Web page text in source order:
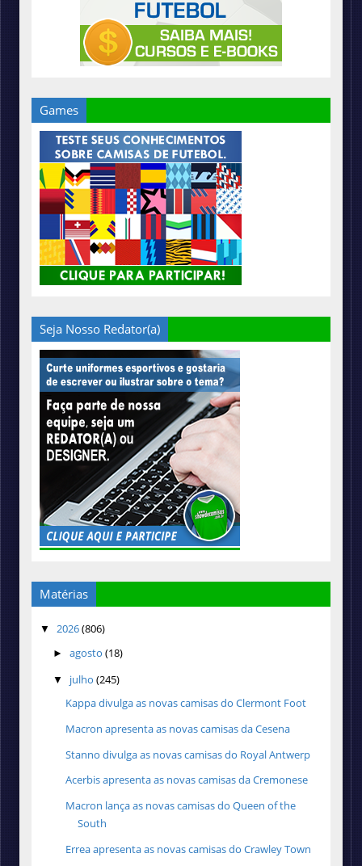
Games
Seja Nosso Redator(a)
Matérias
▼ 2026(806)
► agosto (18)
▼ julho (245)
Kappa divulga as novas camisas do Clermont Foot
Macron apresenta as novas camisas da Cesena
Stanno divulga as novas camisas do Royal Antwerp
Acerbis apresenta as novas camisas da Cremonese
Macron lança as novas camisas do Queen of the
South
Errea apresenta as novas camisas do Crawley Town